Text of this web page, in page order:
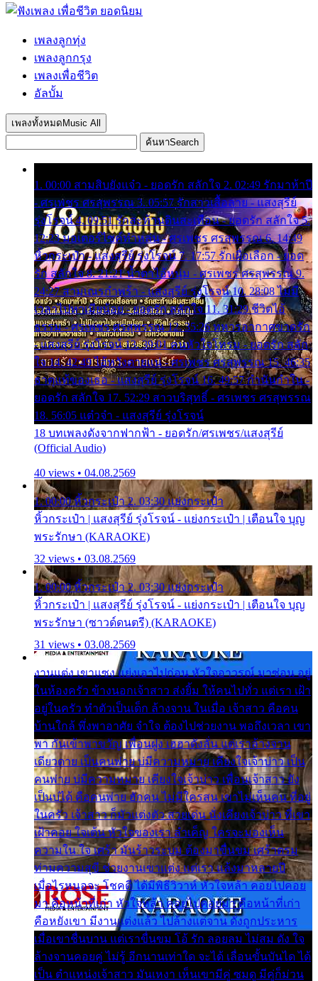
เพลงลูกทุ่ง
เพลงลูกกรุง
เพลงเพื่อชีวิต
อัลบั้ม
เพลงทั้งหมด Music All
ค้นหาSearch
1. 00:00 สามสิบยังแจ๋ว - ยอดรัก สลักใจ 2. 02:49 รักมาห้าปี
- ศรเพชร ศรสุพรรณ 3. 05:57 รักสาวเสื้อลาย - แสงสุรีย์
รุ่งโรจน์ 4. 09:51 รักสะท้านดินสะเทือน - ยอดรัก สลักใจ 5.
12:23 มอเตอร์ไซค์ทำหล่น - ศรเพชร ศรสุพรรณ 6. 14:49
หิ้วกระเป๋า - แสงสุรีย์ รุ่งโรจน์ 7. 17:57 รักเผื่อเลือก - ยอด
รัก สลักใจ 8. 21:21 น้ำตาไอ้หนุ่ม - ศรเพชร ศรสุพรรณ 9.
24:27 สามเณรกำพร้า - แสงสุรีย์ รุ่งโรจน์ 10. 28:08 ไม่มี
เวลาไปหาเมียน้อย - ยอดรัก สลักใจ 11. 31:29 ชีวิตไอ้
ธรรม - ศรเพชร ศรสุพรรณ 12. 35:26 ทหารอากาศขาดรัก
- แสงสุรีย์ รุ่งโรจน์ 13. 39:01 คนหัวใจโทรม - ยอดรัก สลัก
ใจ 14. 42:49 ไอ้หวังตายแน่ - ศรเพชร ศรสุพรรณ 15. 46:35
ธาตุแท้ของเธอ - แสงสุรีย์ รุ่งโรจน์ 16. 49:57 กำนันกำใน -
ยอดรัก สลักใจ 17. 52:29 สาวบริสุทธิ์ - ศรเพชร ศรสุพรรณ
18. 56:05 แต๋วจ๋า - แสงสุรีย์ รุ่งโรจน์
18 บทเพลงดังจากฟากฟ้า - ยอดรัก/ศรเพชร/แสงสุรีย์
(Official Audio)
40 views • 04.08.2569
1. 00:00 หิ้วกระเป๋า 2. 03:30 แย่งกระเป๋า
หิ้วกระเป๋า | แสงสุรีย์ รุ่งโรจน์ - แย่งกระเป๋า | เตือนใจ บุญ
พระรักษา (KARAOKE)
32 views • 03.08.2569
1. 00:00 หิ้วกระเป๋า 2. 03:30 แย่งกระเป๋า
หิ้วกระเป๋า | แสงสุรีย์ รุ่งโรจน์ - แย่งกระเป๋า | เตือนใจ บุญ
พระรักษา (ซาวด์ดนตรี) (KARAOKE)
31 views • 03.08.2569
งานแต่ง เขาแซง แย่งเอาไปก่อน หัวใจอาวรณ์ มาซ่อน อยู่
ในห้องครัว ข้างนอกเจ้าสาว ส่งยิ้ม ให้คนไปทั่ว แต่เรา เฝ้า
อยู่ในครัว ทำตัวเป็นเด็ก ล้างจาน ในเมื่อ เจ้าสาว คือคน
บ้านใกล้ พึ่งพาอาศัย จำใจ ต้องไปช่วยงาน พอถึงเวลา เขา
พา กันเข้าพาขวัญ เพื่อนฝูง เฮฮาดังลั่น แต่เราล้างจาน
เดียวดาย เป็นคนพ่าย บ่มีความหมาย เคียงใจเจ้าบ่าว เป็น
คนพ่าย บ่มีความหมาย เคียงใจเจ้าบ่าว เพื่อนเจ้าสาว ยัง
เป็นบ่ได้ คือคนพ่าย ฮักคน ไม่มีใครสน เขาไม่เห็นคน ที่อยู่
ในครัว เจ้าสาว ก็มัวแต่งตัว สวยเด่น นั่งเคียงเจ้าบ่าว ที่เขา
เฝ้าคอย ใจเต้น หัวใจของเรา ลำเค็ญ ใครจะมองเห็น
ความใน ใจ เศร้า มันร้าวระบม ต้องมาขื่นขม เศร้าตรม
ท่ามความสุขี ช่วยงานเขาแต่ง แต่เรา แล้งมาหลายปี
เมื่อไรหนอจะ โชคดี ได้มีพิธีวิวาห์ หัวใจหล้า คอยไปคอย
มา คือหน้าที่เก่า หัวใจหล้า คอยไปคอยมา คือหน้าที่เก่า
คือหยังเขา มีงานแต่งแล้ว ไปล้างแต่จาน ดั่งถูกประหาร
เมื่อเขาชื่นบาน แต่เราขื่นขม โอ้ รัก ลอยลม ไม่สม ดัง ใจ
ล้างจานคอยคู่ ไม่รู้ อีกนานเท่าใด จะได้ เลื่อนขั้นบันได ได้
เป็น ตำแหน่งเจ้าสาว มันเหงา เห็นเขามีคู่ ซมดู มีคู่ก็ม่วน